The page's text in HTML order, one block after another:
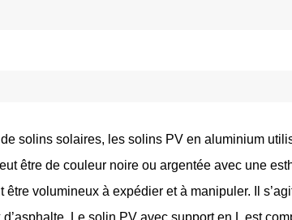
solins solaires, les solins PV en aluminium
être de couleur noire ou argentée avec une
volumineux à expédier et à manipuler. Il
Le solin PV avec support en L est